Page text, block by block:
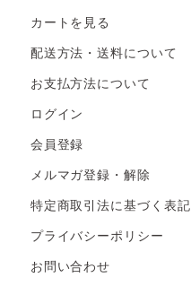
カートを見る
配送方法・送料について
お支払方法について
ログイン
会員登録
メルマガ登録・解除
特定商取引法に基づく表記
プライバシーポリシー
お問い合わせ